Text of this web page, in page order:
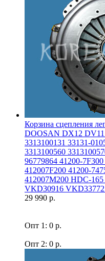
Корзина сцепления
DOOSAN DX12 DV11
3313100131 33131-
3313100560
96779864 41200-
412007F200 41200-
412007M200 HDC-
VKD30916
29 990 р.
Опт 1: 0 р.
Опт 2: 0 р.